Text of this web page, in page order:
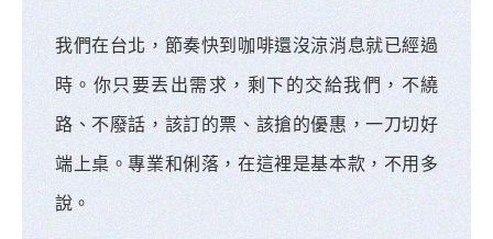
我們在台北，節奏快到咖啡還沒涼消息就已經過
時。你只要丟出需求，剩下的交給我們，不繞
路、不廢話，該訂的票、該搶的優惠，一刀切好
端上桌。專業和俐落，在這裡是基本款，不用多
說。